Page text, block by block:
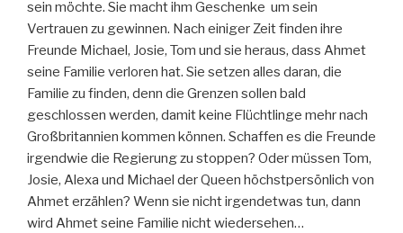
sein möchte. Sie macht ihm Geschenke um sein
Vertrauen zu gewinnen. Nach einiger Zeit finden ihre
Freunde Michael, Josie, Tom und sie heraus, dass Ahmet
seine Familie verloren hat. Sie setzen alles daran, die
Familie zu finden, denn die Grenzen sollen bald
geschlossen werden, damit keine Flüchtlinge mehr nach
Großbritannien kommen können. Schaffen es die Freunde
irgendwie die Regierung zu stoppen? Oder müssen Tom,
Josie, Alexa und Michael der Queen höchstpersönlich von
Ahmet erzählen? Wenn sie nicht irgendetwas tun, dann
wird Ahmet seine Familie nicht wiedersehen…